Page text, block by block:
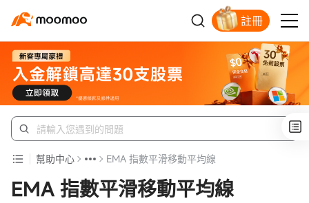
註冊
幫助中心 EMA 指數平滑移動平均線
EMA 指數平滑移動平均線